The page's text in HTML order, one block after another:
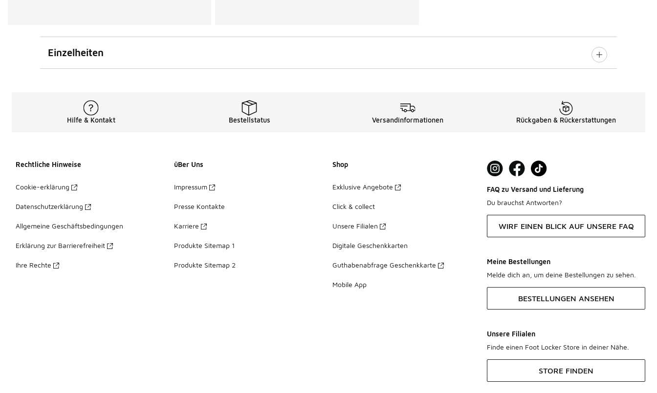
Einzelheiten
Hilfe & Kontakt Bestellstatus Versandinformationen Rückgaben & Rückerstattungen
Rechtliche Hinweise
Cookie-erklärung
Datenschutzerklärung
Allgemeine Geschäftsbedingungen
Erklärung zur Barrierefreiheit
Ihre Rechte
üBer Uns
Impressum
Presse Kontakte
Karriere
Produkte Sitemap 1
Produkte Sitemap 2
Shop
Exklusive Angebote
Click & collect
Unsere Filialen
Digitale Geschenkkarten
Guthabenabfrage Geschenkkarte
Mobile App
FAQ zu Versand und Lieferung
Du brauchst Antworten?
WIRF EINEN BLICK AUF UNSERE FAQ
Meine Bestellungen
Melde dich an, um deine Bestellungen zu sehen.
BESTELLUNGEN ANSEHEN
Unsere Filialen
Finde einen Foot Locker Store in deiner Nähe.
STORE FINDEN